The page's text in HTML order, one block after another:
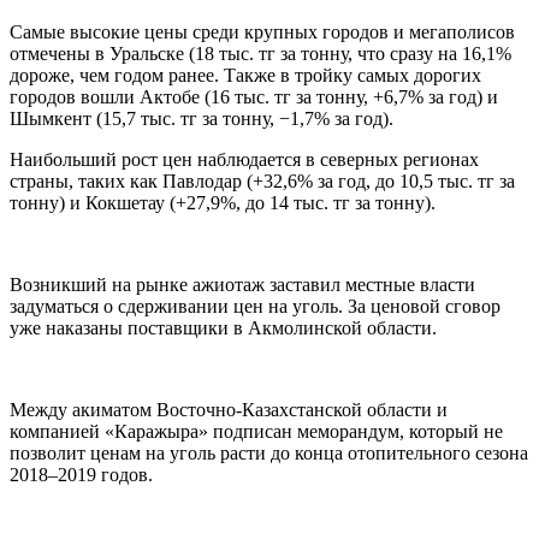
Самые высокие цены среди крупных городов и мегаполисов
отмечены в Уральске (18 тыс. тг за тонну, что сразу на 16,1%
дороже, чем годом ранее. Также в тройку самых дорогих
городов вошли Актобе (16 тыс. тг за тонну, +6,7% за год) и
Шымкент (15,7 тыс. тг за тонну, −1,7% за год).
Наибольший рост цен наблюдается в северных регионах
страны, таких как Павлодар (+32,6% за год, до 10,5 тыс. тг за
тонну) и Кокшетау (+27,9%, до 14 тыс. тг за тонну).
Возникший на рынке ажиотаж заставил местные власти
задуматься о сдерживании цен на уголь. За ценовой сговор
уже наказаны поставщики в Акмолинской области.
Между акиматом Восточно-Казахстанской области и
компанией «Каражыра» подписан меморандум, который не
позволит ценам на уголь расти до конца отопительного сезона
2018–2019 годов.